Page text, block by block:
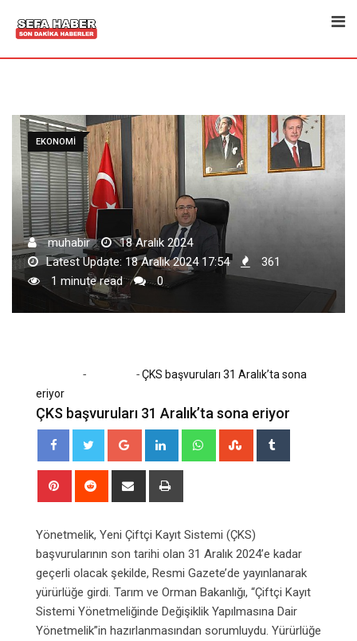
EKONOMI
muhabir
18 Aralık 2024
Latest Update: 18 Aralık 2024 17:54
361
1 minute read
0
- -ÇKS başvuruları 31 Aralık’ta sona
eriyor
ÇKS başvuruları 31 Aralık’ta sona eriyor
Google+ LinkedIn WhatsappStumbleUpon
Pinterest Reddit
Share
Yönetmelik, Yeni Çiftçi Kayıt Sistemi (ÇKS)
başvurularının son tarihi olan 31 Aralık 2024’e kadar
geçerli olacak şekilde, Resmi Gazete’de yayınlanarak
yürürlüğe girdi. Tarım ve Orman Bakanlığı, “Çiftçi Kayıt
Sistemi Yönetmeliğinde Değişiklik Yapılmasına Dair
Yönetmelik”in hazırlanmasından sorumluydu. Yürürlüğe